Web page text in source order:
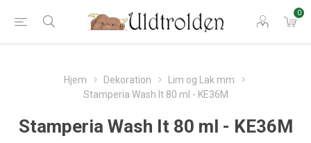
0
Hjem Dekoration
Lim og Lak mm
Stamperia Wash It 80 ml - KE36M
Stamperia Wash It 80 ml - KE36M